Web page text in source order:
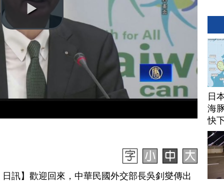
訊】歡迎回來，中華民國外交部長吳釗燮傳出
日
海
快